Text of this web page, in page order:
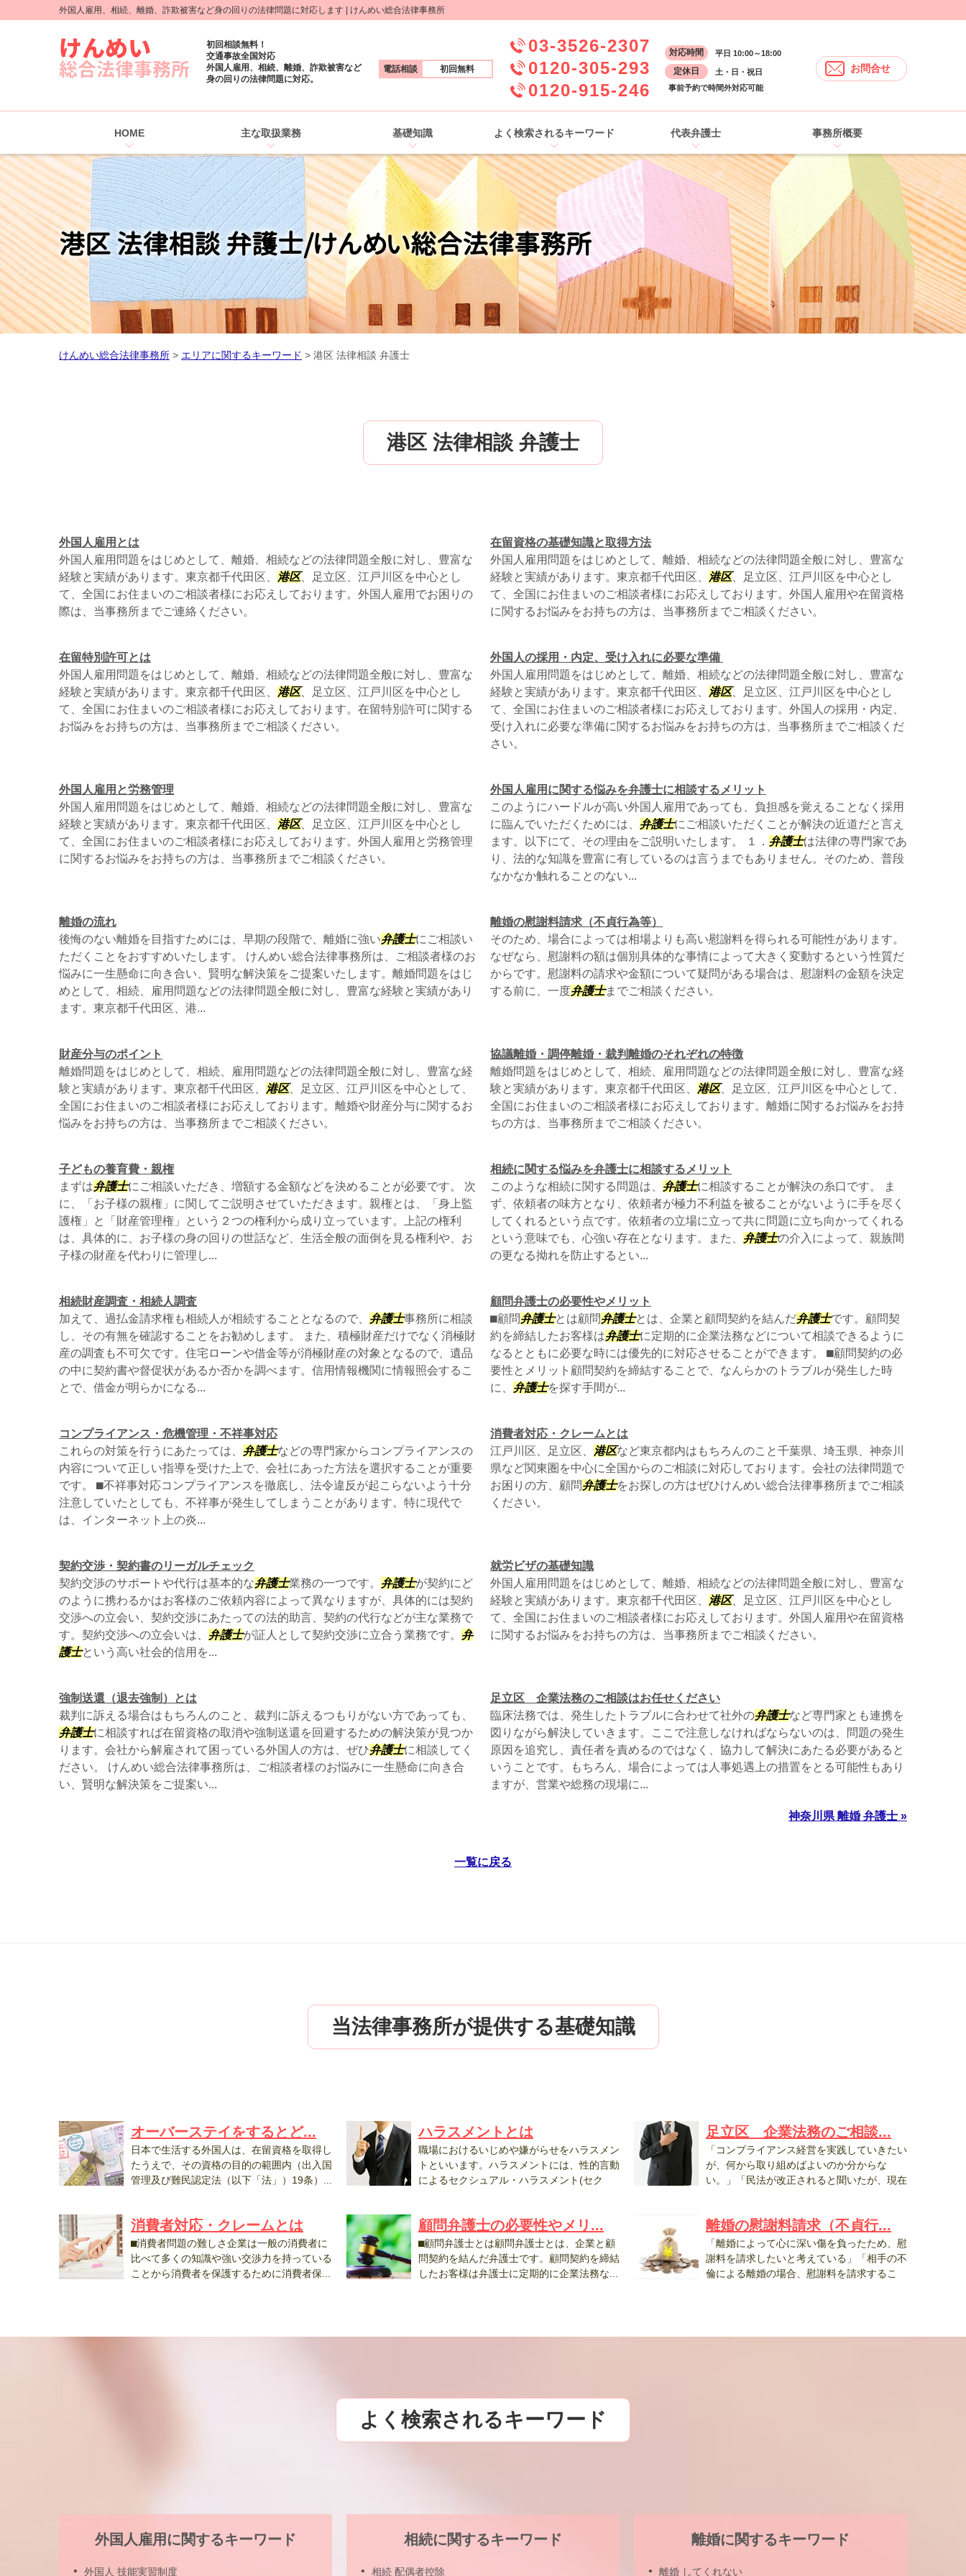
外国人雇用、相続、離婚、詐欺被害など身の回りの法律問題に対応します | けんめい総合法律事務所
初回相談無料！
交通事故全国対応
外国人雇用、相続、離婚、詐欺被害など
身の回りの法律問題に対応。
電話相談 初回無料
03-3526-2307
0120-305-293
0120-915-246
対応時間 平日 10:00～18:00
定休日
土・日・祝日
事前予約で時間外対応可能
お問合せ
HOME 主な取扱業務 基礎知識 よく検索されるキーワード 代表弁護士 事務所概要
港区 法律相談 弁護士/けんめい総合法律事務所
けんめい総合法律事務所 > エリアに関するキーワード > 港区 法律相談 弁護士
港区 法律相談 弁護士
外国人雇用とは
外国人雇用問題をはじめとして、離婚、相続などの法律問題全般に対し、豊富な
経験と実績があります。東京都千代田区、 港区、足立区、江戸川区を中心とし
て、全国にお住まいのご相談者様にお応えしております。外国人雇用でお困りの
際は、当事務所までご連絡ください。
在留資格の基礎知識と取得方法
外国人雇用問題をはじめとして、離婚、相続などの法律問題全般に対し、豊富な
経験と実績があります。東京都千代田区、 港区、足立区、江戸川区を中心とし
て、全国にお住まいのご相談者様にお応えしております。外国人雇用や在留資格
に関するお悩みをお持ちの方は、当事務所までご相談ください。
在留特別許可とは
外国人雇用問題をはじめとして、離婚、相続などの法律問題全般に対し、豊富な
経験と実績があります。東京都千代田区、 港区、足立区、江戸川区を中心とし
て、全国にお住まいのご相談者様にお応えしております。在留特別許可に関する
お悩みをお持ちの方は、当事務所までご相談ください。
外国人の採用・内定、受け入れに必要な準備
外国人雇用問題をはじめとして、離婚、相続などの法律問題全般に対し、豊富な
経験と実績があります。東京都千代田区、 港区、足立区、江戸川区を中心とし
て、全国にお住まいのご相談者様にお応えしております。外国人の採用・内定、
受け入れに必要な準備に関するお悩みをお持ちの方は、当事務所までご相談くだ
さい。
外国人雇用と労務管理
外国人雇用問題をはじめとして、離婚、相続などの法律問題全般に対し、豊富な
経験と実績があります。東京都千代田区、 港区、足立区、江戸川区を中心とし
て、全国にお住まいのご相談者様にお応えしております。外国人雇用と労務管理
に関するお悩みをお持ちの方は、当事務所までご相談ください。
外国人雇用に関する悩みを弁護士に相談するメリット
このようにハードルが高い外国人雇用であっても、負担感を覚えることなく採用
に臨んでいただくためには、 弁護士にご相談いただくことが解決の近道だと言え
ます。以下にて、その理由をご説明いたします。 １． 弁護士は法律の専門家であ
り、法的な知識を豊富に有しているのは言うまでもありません。そのため、普段
なかなか触れることのない...
離婚の流れ
後悔のない離婚を目指すためには、早期の段階で、離婚に強い弁護士にご相談い
ただくことをおすすめいたします。 けんめい総合法律事務所は、ご相談者様のお
悩みに一生懸命に向き合い、賢明な解決策をご提案いたします。離婚問題をはじ
めとして、相続、雇用問題などの法律問題全般に対し、豊富な経験と実績があり
ます。東京都千代田区、港...
離婚の慰謝料請求（不貞行為等）
そのため、場合によっては相場よりも高い慰謝料を得られる可能性があります。
なぜなら、慰謝料の額は個別具体的な事情によって大きく変動するという性質だ
からです。慰謝料の請求や金額について疑問がある場合は、慰謝料の金額を決定
する前に、一度弁護士までご相談ください。
財産分与のポイント
離婚問題をはじめとして、相続、雇用問題などの法律問題全般に対し、豊富な経
験と実績があります。東京都千代田区、 港区、足立区、江戸川区を中心として、
全国にお住まいのご相談者様にお応えしております。離婚や財産分与に関するお
悩みをお持ちの方は、当事務所までご相談ください。
協議離婚・調停離婚・裁判離婚のそれぞれの特徴
離婚問題をはじめとして、相続、雇用問題などの法律問題全般に対し、豊富な経
験と実績があります。東京都千代田区、 港区、足立区、江戸川区を中心として、
全国にお住まいのご相談者様にお応えしております。離婚に関するお悩みをお持
ちの方は、当事務所までご相談ください。
子どもの養育費・親権
まずは弁護士にご相談いただき、増額する金額などを決めることが必要です。 次
に、「お子様の親権」に関してご説明させていただきます。親権とは、「身上監
護権」と「財産管理権」という２つの権利から成り立っています。上記の権利
は、具体的に、お子様の身の回りの世話など、生活全般の面倒を見る権利や、お
子様の財産を代わりに管理し...
相続に関する悩みを弁護士に相談するメリット
このような相続に関する問題は、 弁護士に相談することが解決の糸口です。 ま
ず、依頼者の味方となり、依頼者が極力不利益を被ることがないように手を尽く
してくれるという点です。依頼者の立場に立って共に問題に立ち向かってくれる
という意味でも、心強い存在となります。また、 弁護士の介入によって、親族間
の更なる拗れを防止するとい...
相続財産調査・相続人調査
加えて、過払金請求権も相続人が相続することとなるので、 弁護士事務所に相談
し、その有無を確認することをお勧めします。 また、積極財産だけでなく消極財
産の調査も不可欠です。住宅ローンや借金等が消極財産の対象となるので、遺品
の中に契約書や督促状があるか否かを調べます。信用情報機関に情報照会するこ
とで、借金が明らかになる...
顧問弁護士の必要性やメリット
⬛︎顧問弁護士とは顧問弁護士とは、企業と顧問契約を結んだ弁護士です。顧問契
約を締結したお客様は弁護士に定期的に企業法務などについて相談できるように
なるとともに必要な時には優先的に対応させることができます。 ⬛︎顧問契約の必
要性とメリット顧問契約を締結することで、なんらかのトラブルが発生した時
に、 弁護士を探す手間が...
コンプライアンス・危機管理・不祥事対応
これらの対策を行うにあたっては、 弁護士などの専門家からコンプライアンスの
内容について正しい指導を受けた上で、会社にあった方法を選択することが重要
です。 ⬛︎不祥事対応コンプライアンスを徹底し、法令違反が起こらないよう十分
注意していたとしても、不祥事が発生してしまうことがあります。特に現代で
は、インターネット上の炎...
消費者対応・クレームとは
江戸川区、足立区、 港区など東京都内はもちろんのこと千葉県、埼玉県、神奈川
県など関東圏を中心に全国からのご相談に対応しております。会社の法律問題で
お困りの方、顧問弁護士をお探しの方はぜひけんめい総合法律事務所までご相談
ください。
契約交渉・契約書のリーガルチェック
契約交渉のサポートや代行は基本的な弁護士業務の一つです。 弁護士が契約にど
のように携わるかはお客様のご依頼内容によって異なりますが、具体的には契約
交渉への立会い、契約交渉にあたっての法的助言、契約の代行などが主な業務で
す。契約交渉への立会いは、 弁護士が証人として契約交渉に立合う業務です。 弁
護士という高い社会的信用を...
就労ビザの基礎知識
外国人雇用問題をはじめとして、離婚、相続などの法律問題全般に対し、豊富な
経験と実績があります。東京都千代田区、 港区、足立区、江戸川区を中心とし
て、全国にお住まいのご相談者様にお応えしております。外国人雇用や在留資格
に関するお悩みをお持ちの方は、当事務所までご相談ください。
強制送還（退去強制）とは
裁判に訴える場合はもちろんのこと、裁判に訴えるつもりがない方であっても、
弁護士に相談すれば在留資格の取消や強制送還を回避するための解決策が見つか
ります。会社から解雇されて困っている外国人の方は、ぜひ弁護士に相談してく
ださい。 けんめい総合法律事務所は、ご相談者様のお悩みに一生懸命に向き合
い、賢明な解決策をご提案い...
足立区 企業法務のご相談はお任せください
臨床法務では、発生したトラブルに合わせて社外の弁護士など専門家とも連携を
図りながら解決していきます。ここで注意しなければならないのは、問題の発生
原因を追究し、責任者を責めるのではなく、協力して解決にあたる必要があると
いうことです。もちろん、場合によっては人事処遇上の措置をとる可能性もあり
ますが、営業や総務の現場に...
神奈川県 離婚 弁護士 »
一覧に戻る
当法律事務所が提供する基礎知識
オーバーステイをするとど...
日本で生活する外国人は、在留資格を取得し
たうえで、その資格の目的の範囲内（出入国
管理及び難民認定法（以下「法」）19条）...
ハラスメントとは
職場におけるいじめや嫌がらせをハラスメン
トといいます。ハラスメントには、性的言動
によるセクシュアル・ハラスメント(セク
足立区 企業法務のご相談...
「コンプライアンス経営を実践していきたい
が、何から取り組めばよいのか分からな
い。」「民法が改正されると聞いたが、現在
消費者対応・クレームとは
⬛︎消費者問題の難しさ企業は一般の消費者に
比べて多くの知識や強い交渉力を持っている
ことから消費者を保護するために消費者保...
顧問弁護士の必要性やメリ...
⬛︎顧問弁護士とは顧問弁護士とは、企業と顧
問契約を結んだ弁護士です。顧問契約を締結
したお客様は弁護士に定期的に企業法務な...
離婚の慰謝料請求（不貞行...
「離婚によって心に深い傷を負ったため、慰
謝料を請求したいと考えている」「相手の不
倫による離婚の場合、慰謝料を請求するこ
よく検索されるキーワード
外国人雇用に関するキーワード
外国人 技能実習制度
相続に関するキーワード
相続 配偶者控除
離婚に関するキーワード
離婚 してくれない